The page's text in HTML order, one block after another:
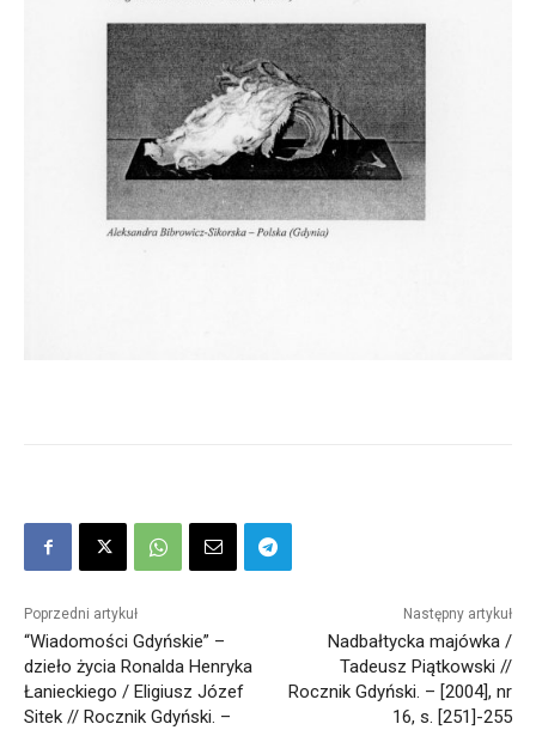
Poprzedni artykuł
“Wiadomości Gdyńskie” –
dzieło życia Ronalda Henryka
Łanieckiego / Eligiusz Józef
Sitek // Rocznik Gdyński. –
Następny artykuł
Nadbałtycka majówka /
Tadeusz Piątkowski //
Rocznik Gdyński. – [2004], nr
16, s. [251]-255